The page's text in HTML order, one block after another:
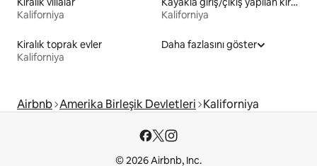
Kaliforniya
Kaliforniya
Kiralık toprak evler
Kaliforniya
Daha fazlasını göster
Airbnb Amerika Birleşik Devletleri Kaliforniya
© 2026 Airbnb, Inc.